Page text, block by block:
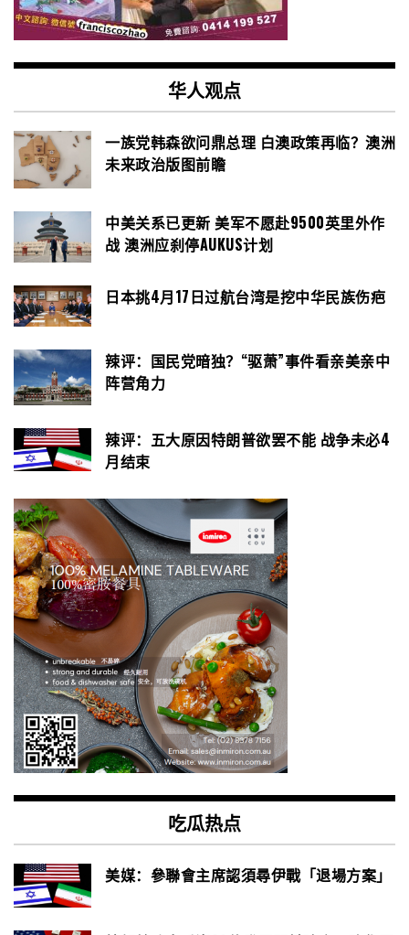
华人观点
一族党韩森欲问鼎总理 白澳政策再临？澳洲
未来政治版图前瞻
中美关系已更新 美军不愿赴9500英里外作
战 澳洲应刹停AUKUS计划
日本挑4月17日过航台湾是挖中华民族伤疤
辣评：国民党暗独？“驱萧”事件看亲美亲中
阵营角力
辣评：五大原因特朗普欲罢不能 战争未必4
月结束
吃瓜热点
美媒：參聯會主席認須尋伊戰「退場方案」